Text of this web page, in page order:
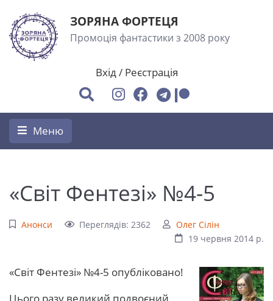
ЗОРЯНА ФОРТЕЦЯ
Промоція фантастики з 2008 року
Вхід/ Реєстрація
Меню
«Світ Фентезі» №4-5
Анонси Переглядів: 2362
Олег Сілін
19 червня 2014 р.
«Світ Фентезі» №4-5 опубліковано!